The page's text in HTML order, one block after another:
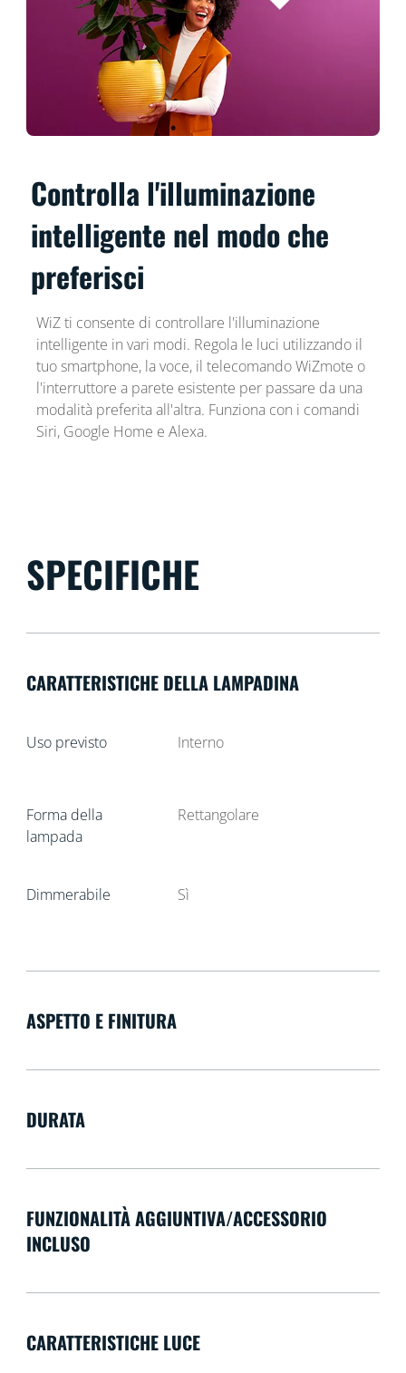
Controlla l'illuminazione
intelligente nel modo che
preferisci
WiZ ti consente di controllare l'illuminazione
intelligente in vari modi. Regola le luci utilizzando il
tuo smartphone, la voce, il telecomando WiZmote o
l'interruttore a parete esistente per passare da una
modalità preferita all'altra. Funziona con i comandi
Siri, Google Home e Alexa.
SPECIFICHE
CARATTERISTICHE DELLA LAMPADINA
Uso previsto Interno
Forma della
lampada
Rettangolare
Dimmerabile Sì
ASPETTO E FINITURA
DURATA
FUNZIONALITÀ AGGIUNTIVA/ACCESSORIO
INCLUSO
CARATTERISTICHE LUCE